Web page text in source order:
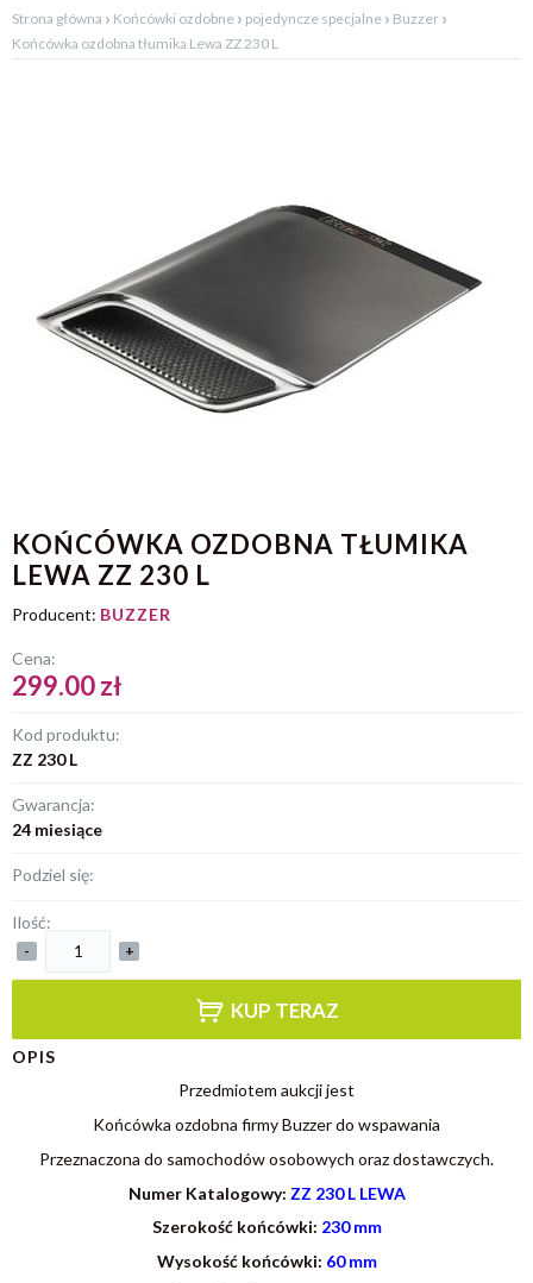
Strona główna › Końcówki ozdobne › pojedyncze specjalne › Buzzer ›
Końcówka ozdobna tłumika Lewa ZZ 230 L
KOŃCÓWKA OZDOBNA TŁUMIKA
LEWA ZZ 230 L
Producent: BUZZER
Cena:
299.00 zł
Kod produktu:
ZZ 230 L
Gwarancja:
24 miesiące
Podziel się:
Ilość:
- +
KUP TERAZ
OPIS
Przedmiotem aukcji jest
Końcówka ozdobna firmy Buzzer do wspawania
Przeznaczona do samochodów osobowych oraz dostawczych.
Numer Katalogowy: ZZ 230 L LEWA
Szerokość końcówki: 230 mm
Wysokość końcówki: 60 mm